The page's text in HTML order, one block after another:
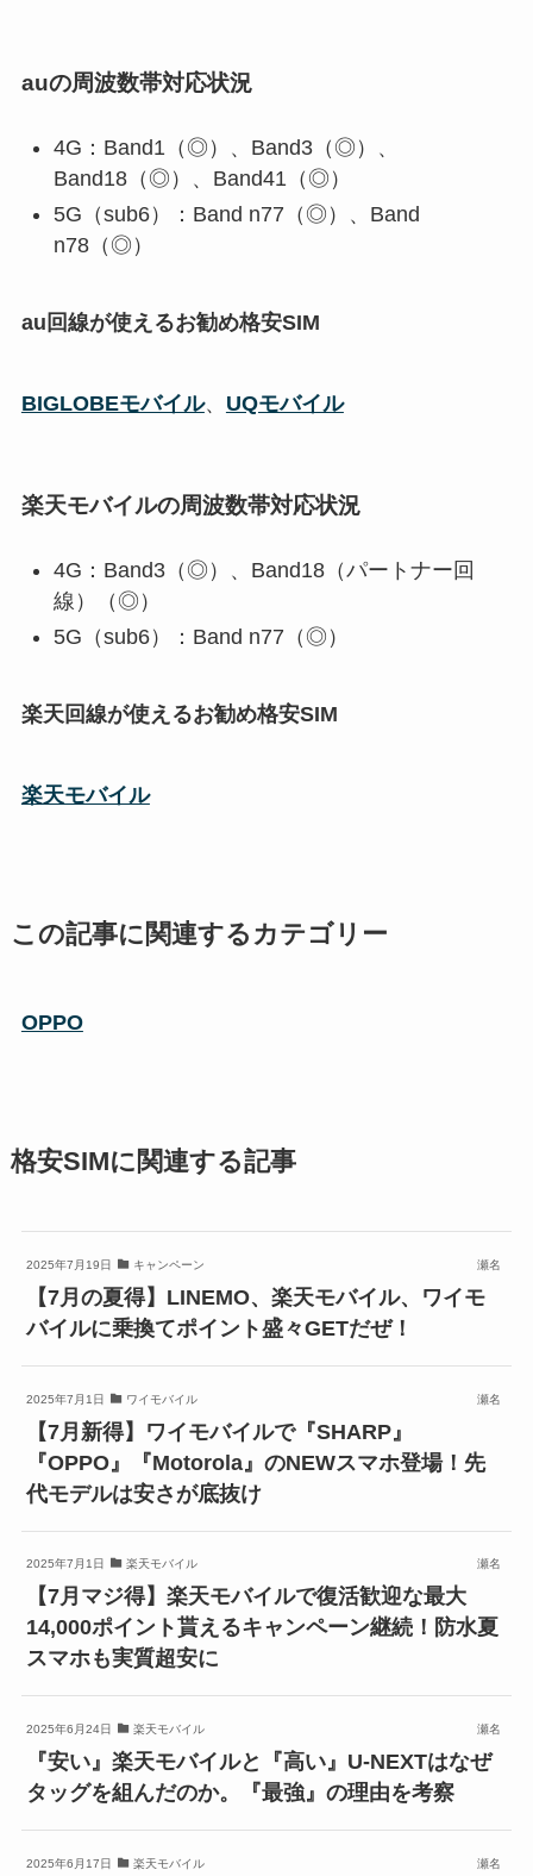
auの周波数帯対応状況
4G：Band1（◎）、Band3（◎）、
Band18（◎）、Band41（◎）
5G（sub6）：Band n77（◎）、Band
n78（◎）
au回線が使えるお勧め格安SIM
BIGLOBEモバイル、 UQモバイル
楽天モバイルの周波数帯対応状況
4G：Band3（◎）、Band18（パートナー回
線）（◎）
5G（sub6）：Band n77（◎）
楽天回線が使えるお勧め格安SIM
楽天モバイル
この記事に関連するカテゴリー
OPPO
格安SIMに関連する記事
2025年7月19日 キャンペーン 瀬名
【7月の夏得】LINEMO、楽天モバイル、ワイモ
バイルに乗換てポイント盛々GETだぜ！
2025年7月1日 ワイモバイル 瀬名
【7月新得】ワイモバイルで『SHARP』
『OPPO』『Motorola』のNEWスマホ登場！先
代モデルは安さが底抜け
2025年7月1日 楽天モバイル 瀬名
【7月マジ得】楽天モバイルで復活歓迎な最大
14,000ポイント貰えるキャンペーン継続！防水夏
スマホも実質超安に
2025年6月24日 楽天モバイル 瀬名
『安い』楽天モバイルと『高い』U-NEXTはなぜ
タッグを組んだのか。『最強』の理由を考察
2025年6月17日 楽天モバイル 瀬名